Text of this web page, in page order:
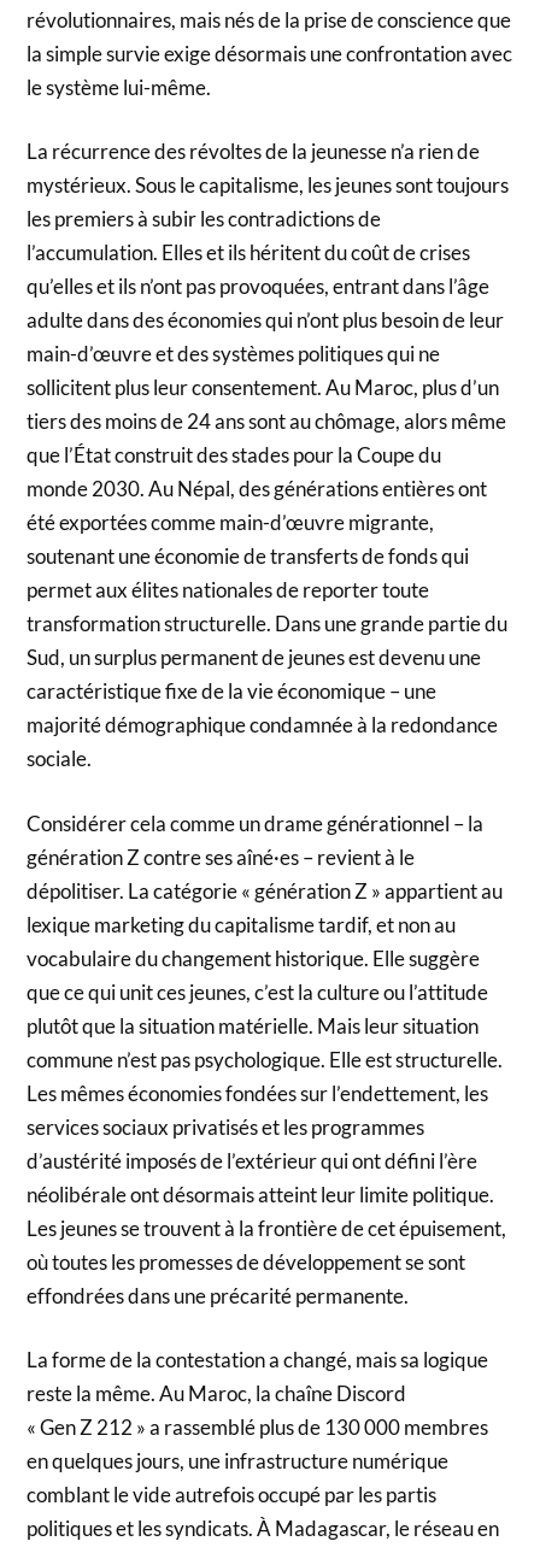
révolutionnaires, mais nés de la prise de conscience que
la simple survie exige désormais une confrontation avec
le système lui-même.
La récurrence des révoltes de la jeunesse n’a rien de
mystérieux. Sous le capitalisme, les jeunes sont toujours
les premiers à subir les contradictions de
l’accumulation. Elles et ils héritent du coût de crises
qu’elles et ils n’ont pas provoquées, entrant dans l’âge
adulte dans des économies qui n’ont plus besoin de leur
main-d’œuvre et des systèmes politiques qui ne
sollicitent plus leur consentement. Au Maroc, plus d’un
tiers des moins de 24 ans sont au chômage, alors même
que l’État construit des stades pour la Coupe du
monde 2030. Au Népal, des générations entières ont
été exportées comme main-d’œuvre migrante,
soutenant une économie de transferts de fonds qui
permet aux élites nationales de reporter toute
transformation structurelle. Dans une grande partie du
Sud, un surplus permanent de jeunes est devenu une
caractéristique fixe de la vie économique – une
majorité démographique condamnée à la redondance
sociale.
Considérer cela comme un drame générationnel – la
génération Z contre ses aîné·es – revient à le
dépolitiser. La catégorie « génération Z » appartient au
lexique marketing du capitalisme tardif, et non au
vocabulaire du changement historique. Elle suggère
que ce qui unit ces jeunes, c’est la culture ou l’attitude
plutôt que la situation matérielle. Mais leur situation
commune n’est pas psychologique. Elle est structurelle.
Les mêmes économies fondées sur l’endettement, les
services sociaux privatisés et les programmes
d’austérité imposés de l’extérieur qui ont défini l’ère
néolibérale ont désormais atteint leur limite politique.
Les jeunes se trouvent à la frontière de cet épuisement,
où toutes les promesses de développement se sont
effondrées dans une précarité permanente.
La forme de la contestation a changé, mais sa logique
reste la même. Au Maroc, la chaîne Discord
« Gen Z 212 » a rassemblé plus de 130 000 membres
en quelques jours, une infrastructure numérique
comblant le vide autrefois occupé par les partis
politiques et les syndicats. À Madagascar, le réseau en